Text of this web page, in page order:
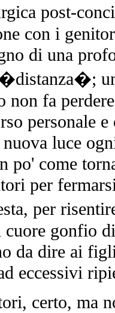
post-
con i
di una
non fa
personale
luce
po' come
per
per
gonfio
da dire ai
eccessivi
certo, ma